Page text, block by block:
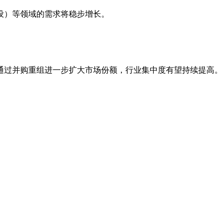
等领域的需求将稳步增长。
并购重组进一步扩大市场份额，行业集中度有望持续提高。